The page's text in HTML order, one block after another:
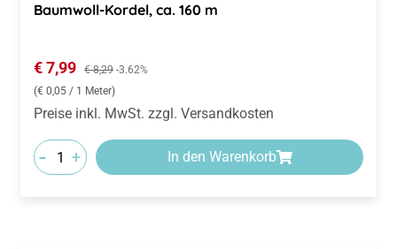
Baumwoll-Kordel, ca. 160 m
Verkaufspreis:
€ 7,99 Regulärer Preis:
€ 8,29 -3.62%
(€ 0,05 / 1 Meter)
Preise inkl. MwSt. zzgl. Versandkosten
- + In den Warenkorb